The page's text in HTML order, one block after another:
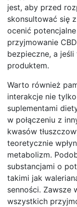
jest, aby przed
skonsultować się
ocenić
przyjmowanie
bezpieczne, a
produktem.
Warto również
interakcje nie
suplementami
w połączeniu z
kwasów
teoretycznie
metabolizm.
substancjami o
takimi jak
senności. Zawsze
wszystkich